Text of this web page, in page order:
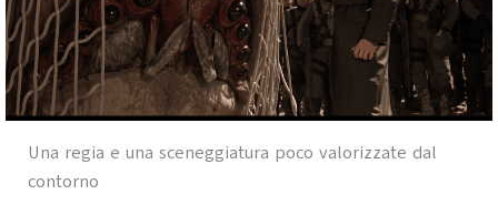
Una regia e una sceneggiatura poco valorizzate dal
contorno